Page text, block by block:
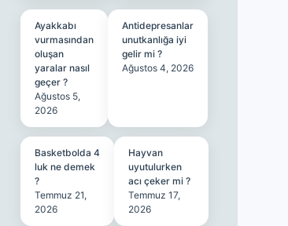
Ayakkabı
vurmasından
oluşan
yaralar nasıl
geçer ?
Ağustos 5,
2026
Antidepresanlar
unutkanlığa iyi
gelir mi ?
Ağustos 4, 2026
Basketbolda 4
luk ne demek
?
Temmuz 21,
2026
Hayvan
uyutulurken
acı çeker mi ?
Temmuz 17,
2026